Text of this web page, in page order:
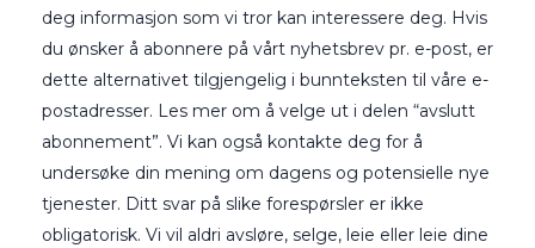
deg informasjon som vi tror kan interessere deg. Hvis
du ønsker å abonnere på vårt nyhetsbrev pr. e-post, er
dette alternativet tilgjengelig i bunnteksten til våre e-
postadresser. Les mer om å velge ut i delen “avslutt
abonnement”. Vi kan også kontakte deg for å
undersøke din mening om dagens og potensielle nye
tjenester. Ditt svar på slike forespørsler er ikke
obligatorisk. Vi vil aldri avsløre, selge, leie eller leie dine